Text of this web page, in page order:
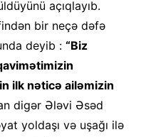
açıqlayıb.
bir neçə dəfə
deyib : “Biz
ilk nəticə ailəmizin
digər Ələvi Əsəd
yoldaşı və uşağı ilə